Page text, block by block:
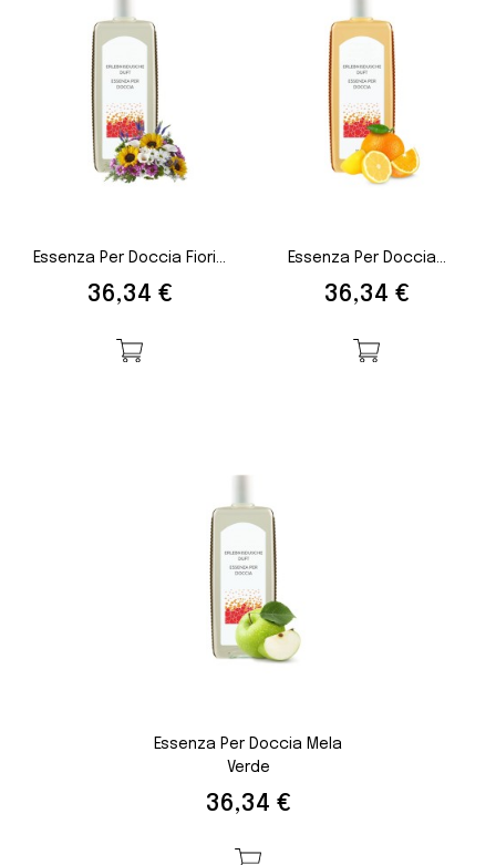
Essenza Per Doccia Fiori...
Prezzo
36,34 €
Essenza Per Doccia...
Prezzo
36,34 €
Essenza Per Doccia Mela
Verde
Prezzo
36,34 €